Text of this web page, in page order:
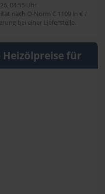
04:55 Uhr
nach Ö-Norm C 1109 in € /
bei einer Lieferstelle.
für